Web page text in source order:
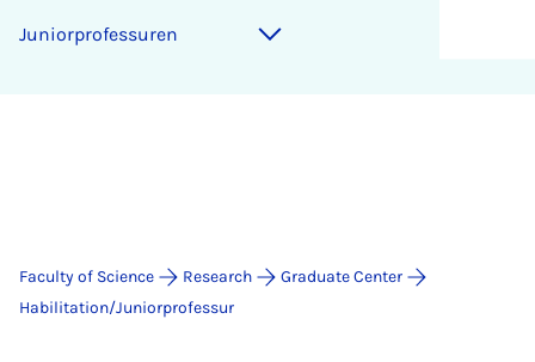
Ju­ni­or­pro­fes­suren
Faculty of Science Research
Graduate Center
Habilitation/Juniorprofessur